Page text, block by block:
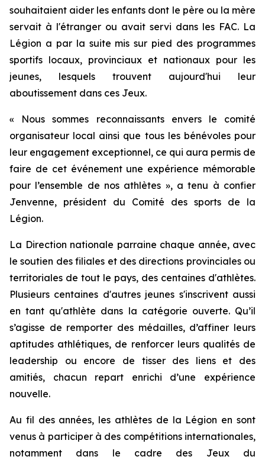
souhaitaient aider les enfants dont le père ou la mère
servait à l'étranger ou avait servi dans les FAC. La
Légion a par la suite mis sur pied des programmes
sportifs locaux, provinciaux et nationaux pour les
jeunes, lesquels trouvent aujourd'hui leur
aboutissement dans ces Jeux.
« Nous sommes reconnaissants envers le comité
organisateur local ainsi que tous les bénévoles pour
leur engagement exceptionnel, ce qui aura permis de
faire de cet événement une expérience mémorable
pour l’ensemble de nos athlètes », a tenu à confier
Jenvenne, président du Comité des sports de la
Légion.
La Direction nationale parraine chaque année, avec
le soutien des filiales et des directions provinciales ou
territoriales de tout le pays, des centaines d'athlètes.
Plusieurs centaines d'autres jeunes s'inscrivent aussi
en tant qu'athlète dans la catégorie ouverte. Qu’il
s’agisse de remporter des médailles, d’affiner leurs
aptitudes athlétiques, de renforcer leurs qualités de
leadership ou encore de tisser des liens et des
amitiés, chacun repart enrichi d’une expérience
nouvelle.
Au fil des années, les athlètes de la Légion en sont
venus à participer à des compétitions internationales,
notamment dans le cadre des Jeux du